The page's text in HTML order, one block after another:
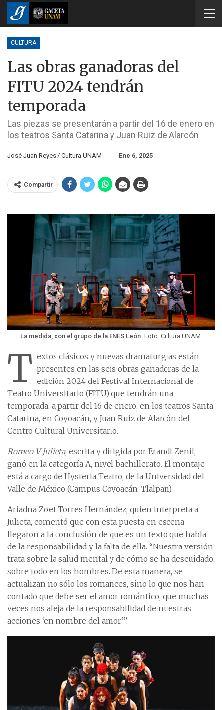
CULTURA
Las obras ganadoras del
FITU 2024 tendrán
temporada
Las piezas se presentarán a partir del 16 de enero en
los teatros Santa Catarina y Juan Ruiz de Alarcón
José Juan Reyes / Cultura UNAM Ene 6, 2025
Compartir
La medida, con el grupo de la ENES León. Foto: Cultura UNAM.
T extos clásicos y nuevas dramaturgias están
presentes en las seis obras ganadoras de la
edición 2024 del Festival Internacional de
Teatro Universitario (FITU) que tendrán una
temporada, a partir del 16 de enero, en los teatros Santa
Catarina, en Coyoacán, y Juan Ruiz de Alarcón del
Centro Cultural Universitario.
Romeo V Julieta, escrita y dirigida por Erandi Zenil,
ganó en la categoría A, nivel bachillerato. El montaje
está a cargo de Hysteria Teatro, de la Universidad del
Valle de México (Campus Coyoacán-Tlalpan).
Ariadna Zoet Torres Hernández, quien interpreta a
Julieta, comentó que con esta puesta en escena
llegaron a la conclusión de que es un texto que habla
de la responsabilidad y la falta de ella. “Nuestra versión
trata sobre la salud mental y de cómo se ha descuidado,
sobre todo en los hombres. De esta manera, se
actualizan no sólo los romances, sino lo que nos han
contado que debe ser el amor romántico, que muchas
veces nos aleja de la responsabilidad de nuestras
acciones ‘en nombre del amor’”.